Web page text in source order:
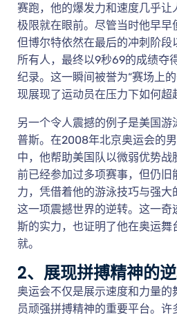
赛跑，他的爆发力和速度几乎让
极限就在眼前。尽管当时他早早
但博尔特依然在最后的冲刺阶段
所有人，最终以9秒69的成绩夺
纪录。这一瞬间被誉为“赛场上
现展现了运动员在压力下如何超
另一个令人震撼的例子是美国游
普斯。在2008年北京奥运会的
中，他帮助美国队以微弱优势战
前已经参加过多项赛事，但仍旧
力，凭借着他的游泳技巧与强大
这一项震撼世界的逆转。这一奇
斯的实力，也证明了他在奥运舞
就。
2、展现拼搏精神的
奥运会不仅是展示速度和力量的
员顽强拼搏精神的重要平台。